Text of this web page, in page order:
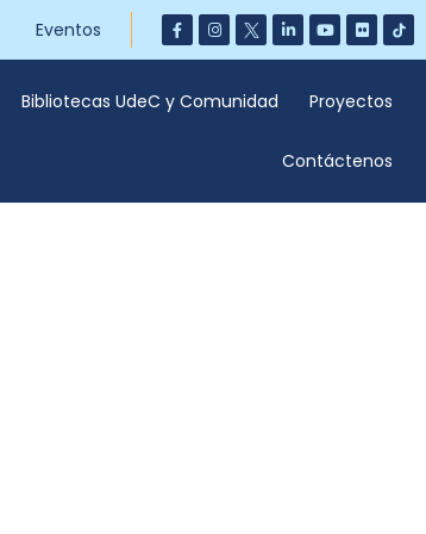
Eventos
Bibliotecas UdeC y Comunidad Proyectos
Contáctenos